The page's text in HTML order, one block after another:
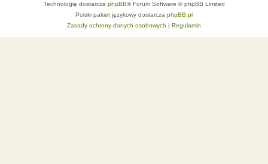
Technologię dostarcza phpBB® Forum Software © phpBB Limited
Polski pakiet językowy dostarcza phpBB.pl
Zasady ochrony danych osobowych | Regulamin